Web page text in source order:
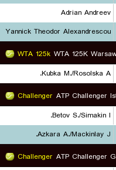
Adrian Andreev
Yannick Theodor Alexandrescou
WTA 125k WTA 125K
Kubka M./Rosolska A.
Challenger ATP Challenger
Betov S./Simakin I.
Azkara A./Mackinlay J.
Challenger ATP Challenger